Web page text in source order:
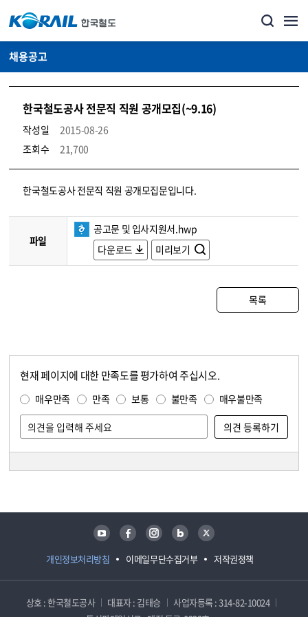
채용공고
한국철도공사 전문직 직원 공개모집(~9.16)
작성일
2015-08-26
조회수
21,700
코레일소개_경영공시_채용공고 상세보기 – 내용, 파일, 담당자 연락처로 구성
한국철도공사 전문직 직원 공개모집문입니다.
파일
공고문 및 입사지원서.hwp
다운로드
미리보기
목록
현재 페이지에 대한 만족도를 평가하여 주십시오.
매우만족 만족 보통 불만족 매우불만족
개인정보처리방침 이메일무단수집거부 저작권정책
유튜브 페이스북 인스타그램 블로그 트위터
상호 : 한국철도공사 대표자 : 김태승
사업자등록 : 314-82-10024